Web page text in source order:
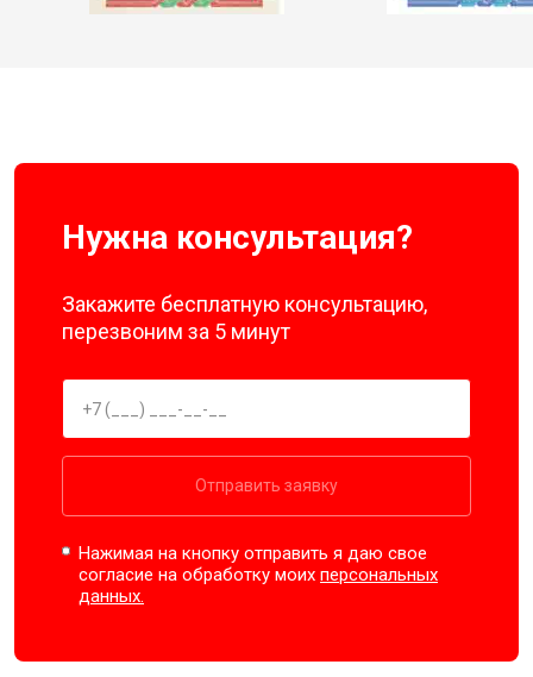
Нужна консультация?
Закажите бесплатную консультацию,
перезвоним за 5 минут
Отправить заявку
Нажимая на кнопку отправить я даю свое
согласие на обработку моихперсональных
данных.